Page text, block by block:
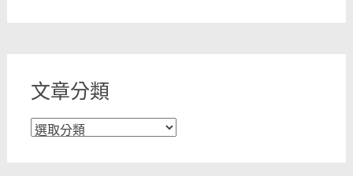
文章分類
文